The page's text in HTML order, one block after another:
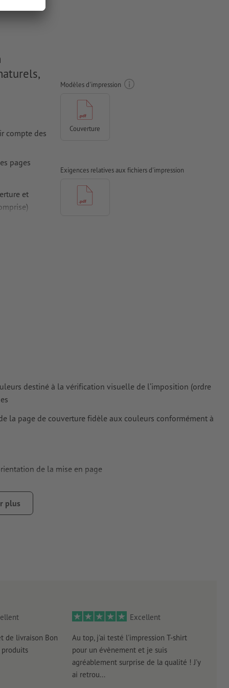
compte des
pages
et
à une
Modèles d'impression
Couverture
Exigences relatives aux fichiers d'impression
destiné à la vérification visuelle de l’imposition (ordre
la page de couverture fidèle aux couleurs conformément à
de la mise en page
à la norme DIN (ISO 838).
climat, sans supplément de prix –
plus
de livraison Bon
Excellent
Au top, j'ai testé l'impression T-shirt
pour un évènement et je suis
agréablement surprise de la qualité ! J'y
ai retrou...